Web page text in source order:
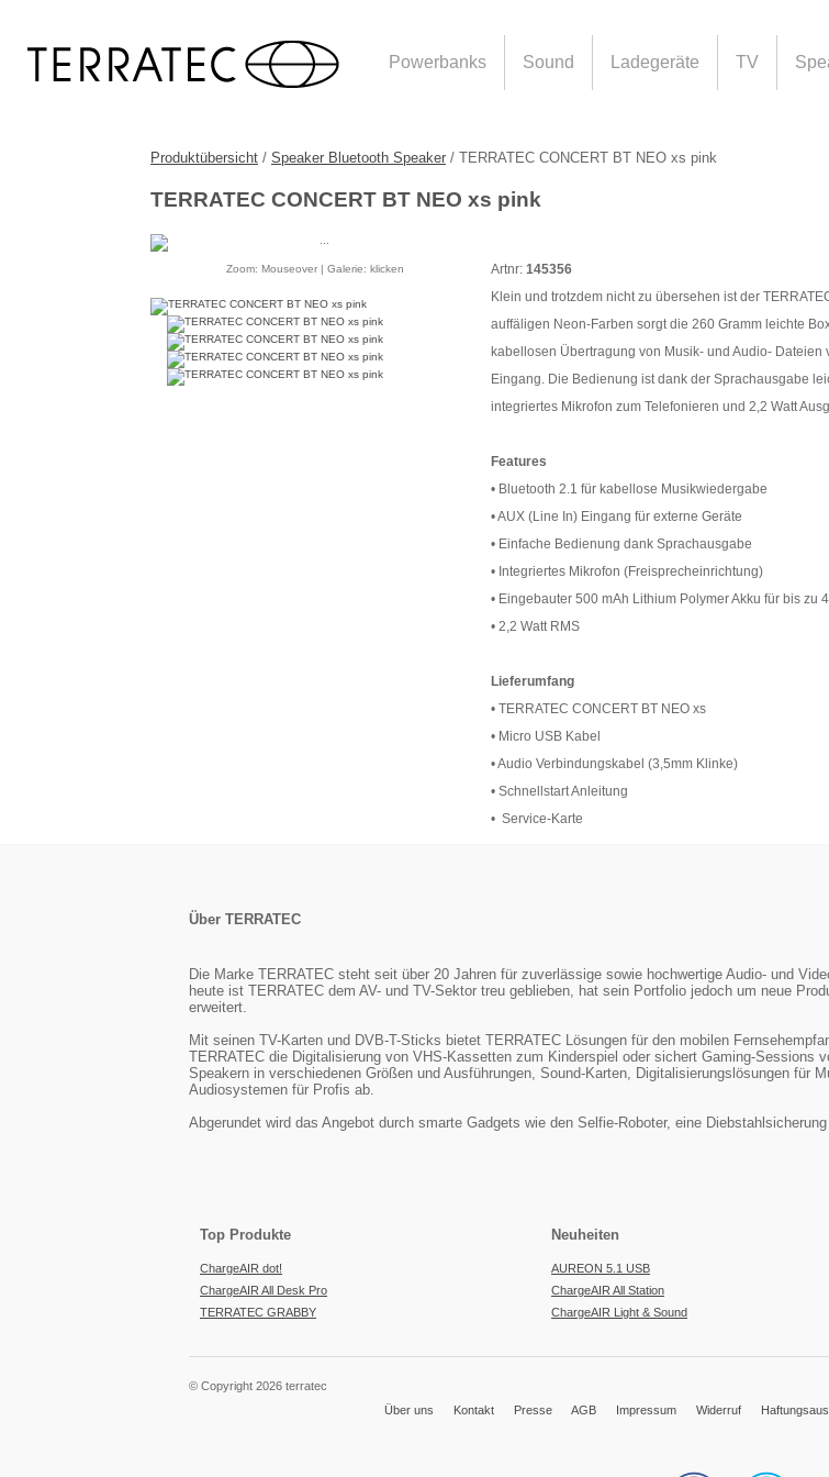
Powerbanks Sound Ladegeräte TV
Produktübersicht / Speaker Bluetooth Speaker / TERRATEC CONCERT BT NEO xs pink
TERRATEC CONCERT BT NEO xs pink
Zoom: Mouseover | Galerie: klicken Artnr: 145356
Klein und trotzdem nicht zu übersehen ist der
auffäligen Neon-Farben sorgt die 260 Gramm leichte
kabellosen Übertragung von Musik- und Audio-
Eingang. Die Bedienung ist dank der Sprachausgabe
integriertes Mikrofon zum Telefonieren und 2,2 Watt
Features
• Bluetooth 2.1 für kabellose Musikwiedergabe
• AUX (Line In) Eingang für externe Geräte
• Einfache Bedienung dank Sprachausgabe
• Integriertes Mikrofon (Freisprecheinrichtung)
• Eingebauter 500 mAh Lithium Polymer Akku für bis zu
• 2,2 Watt RMS
Lieferumfang
• TERRATEC CONCERT BT NEO xs
• Micro USB Kabel
• Audio Verbindungskabel (3,5mm Klinke)
• Schnellstart Anleitung
• Service-Karte
Über TERRATEC
Die Marke TERRATEC steht seit über 20 Jahren für zuverlässige sowie hochwertige Audio- und
heute ist TERRATEC dem AV- und TV-Sektor treu geblieben, hat sein Portfolio jedoch um neue
erweitert.
Mit seinen TV-Karten und DVB-T-Sticks bietet TERRATEC Lösungen für den mobilen
TERRATEC die Digitalisierung von VHS-Kassetten zum Kinderspiel oder sichert Gaming-Sessions
Speakern in verschiedenen Größen und Ausführungen, Sound-Karten, Digitalisierungslösungen für
Audiosystemen für Profis ab.
Abgerundet wird das Angebot durch smarte Gadgets wie den Selfie-Roboter, eine
Top Produkte
ChargeAIR dot!
ChargeAIR All Desk Pro
TERRATEC GRABBY
Neuheiten
AUREON 5.1 USB
ChargeAIR All Station
ChargeAIR Light & Sound
© Copyright 2026 terratec
Über uns
Kontakt Presse AGB Impressum Widerruf